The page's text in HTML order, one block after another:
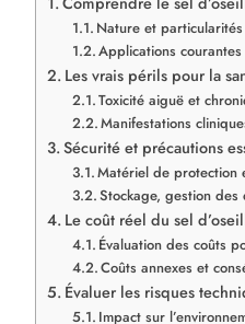
Nature et
Applications
Les vrais périls pour la
Toxicité aiguë et
Manifestations
Sécurité et précautions
Matériel de protection
Stockage, gestion
Le coût réel du sel
Évaluation des coûts
Coûts annexes et
Évaluer les risques
Impact sur